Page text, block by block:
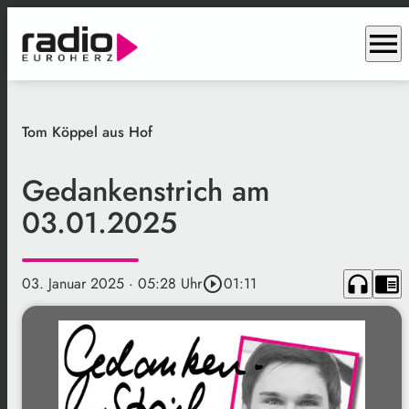
menu
Tom Köppel aus Hof
Gedankenstrich am
03.01.2025
03. Januar 2025 · 05:28 Uhrplay_circle_outline01:11 headphones chrome_reader_mode